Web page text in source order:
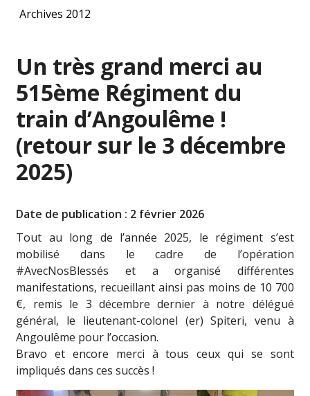
Archives 2012
Un très grand merci au
515ème Régiment du
train d’Angoulême !
(retour sur le 3 décembre
2025)
Date de publication : 2 février 2026
Tout au long de l’année 2025, le régiment s’est
mobilisé dans le cadre de l’opération
#AvecNosBlessés et a organisé différentes
manifestations, recueillant ainsi pas moins de 10 700
€, remis le 3 décembre dernier à notre délégué
général, le lieutenant-colonel (er) Spiteri, venu à
Angoulême pour l’occasion.
Bravo et encore merci à tous ceux qui se sont
impliqués dans ces succès !